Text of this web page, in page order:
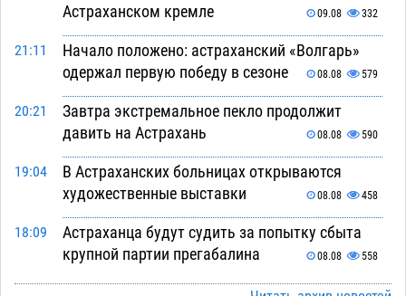
Астраханском кремле
09.08 332
21:11
Начало положено: астраханский «Волгарь»
одержал первую победу в сезоне
08.08 579
20:21
Завтра экстремальное пекло продолжит
давить на Астрахань
08.08 590
19:04
В Астраханских больницах открываются
художественные выставки
08.08 458
18:09
Астраханца будут судить за попытку сбыта
крупной партии прегабалина
08.08 558